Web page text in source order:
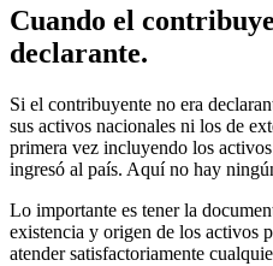
Cuando el
declarante.
Si el contribuyente no era
sus activos nacionales ni los de
primera vez incluyendo los
ingresó al país. Aquí no hay
Lo importante es tener la
existencia y origen de los activos
atender satisfactoriamente